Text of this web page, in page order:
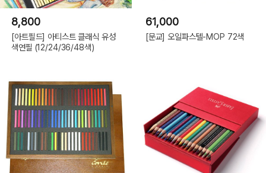
8,800
[아트필드] 아티스트 클래식 유성
색연필 (12/24/36/48색)
61,000
[문교] 오일파스텔-MOP 72색